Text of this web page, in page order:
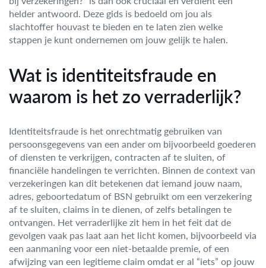
helder antwoord. Deze gids is bedoeld om jou als
slachtoffer houvast te bieden en te laten zien welke
stappen je kunt ondernemen om jouw gelijk te halen.
Wat is identiteitsfraude en
waarom is het zo verraderlijk?
Identiteitsfraude is het onrechtmatig gebruiken van
persoonsgegevens van een ander om bijvoorbeeld goederen
of diensten te verkrijgen, contracten af te sluiten, of
financiële handelingen te verrichten. Binnen de context van
verzekeringen kan dit betekenen dat iemand jouw naam,
adres, geboortedatum of BSN gebruikt om een verzekering
af te sluiten, claims in te dienen, of zelfs betalingen te
ontvangen. Het verraderlijke zit hem in het feit dat de
gevolgen vaak pas laat aan het licht komen, bijvoorbeeld via
een aanmaning voor een niet-betaalde premie, of een
afwijzing van een legitieme claim omdat er al “iets” op jouw